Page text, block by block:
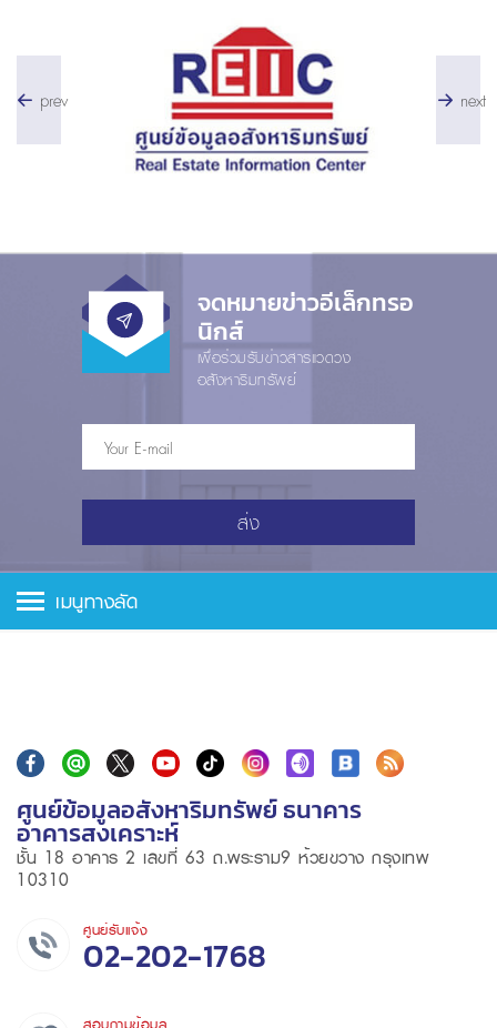
prev next
จดหมายข่าวอีเล็กทรอ
นิกส์
เพื่อร่วมรับข่าวสารแวดวง
อสังหาริมทรัพย์
ส่ง
เมนูทางลัด
ศูนย์ข้อมูลอสังหาริมทรัพย์ ธนาคาร
อาคารสงเคราะห์
ชั้น 18 อาคาร 2 เลขที่ 63 ถ.พระราม9 ห้วยขวาง กรุงเทพ
10310
ศูนย์รับแจ้ง
02-202-1768